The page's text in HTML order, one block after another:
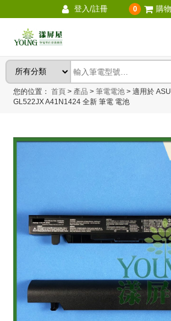
登入/註冊 0 購
您的位置：首頁 > 產品 > 筆電電池 > 適用於
GL522JX A41N1424 全新 筆電 電池